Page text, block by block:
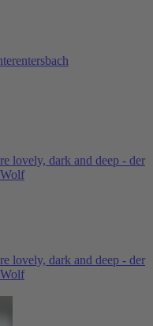
lovely, dark and deep - der
lovely, dark and deep - der